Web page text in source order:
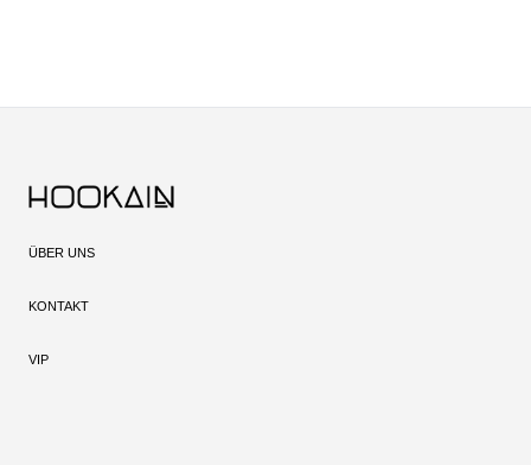
ÜBER UNS
KONTAKT
VIP